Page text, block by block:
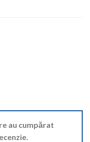
au cumpărat